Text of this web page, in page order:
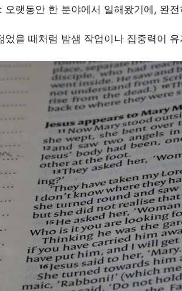
랫동안 한 분야에서 일해왔기에, 완
을 때처럼 밤샘 작업이나 집중력이